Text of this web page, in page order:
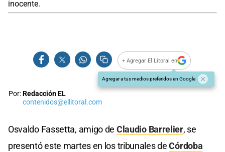
inocente.
+ Agregar El Litoral en
Agregar a tus medios preferidos en Google
Por:Redacción EL
contenidos@ellitoral.com
Osvaldo Fassetta, amigo de Claudio Barrelier, se
presentó este martes en los tribunales deCórdoba